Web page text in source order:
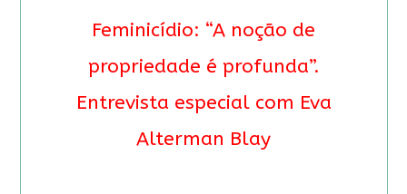
Feminicídio: “A noção de
propriedade é profunda”.
Entrevista especial com Eva
Alterman Blay